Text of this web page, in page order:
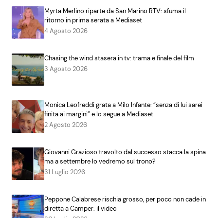
Myrta Merlino riparte da San Marino RTV: sfuma il
ritorno in prima serata a Mediaset
4 Agosto 2026
Chasing the wind stasera in tv: trama e finale del film
3 Agosto 2026
Monica Leofreddi grata a Milo Infante: “senza di lui sarei
finita ai margini” e lo segue a Mediaset
2 Agosto 2026
Giovanni Grazioso travolto dal successo stacca la spina
ma a settembre lo vedremo sul trono?
31 Luglio 2026
Peppone Calabrese rischia grosso, per poco non cade in
diretta a Camper: il video